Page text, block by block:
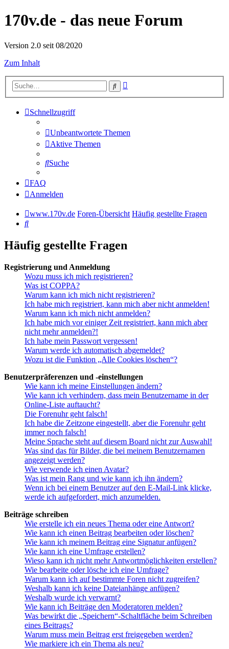
170v.de - das neue Forum
Version 2.0 seit 08/2020
Zum Inhalt
Suche
Schnellzugriff
Unbeantwortete Themen
Aktive Themen
Suche
FAQ
Anmelden
www.170v.de Foren-Übersicht Häufig gestellte Fragen
Suche
Häufig gestellte Fragen
Registrierung und Anmeldung
Wozu muss ich mich registrieren?
Was ist COPPA?
Warum kann ich mich nicht registrieren?
Ich habe mich registriert, kann mich aber nicht anmelden!
Warum kann ich mich nicht anmelden?
Ich habe mich vor einiger Zeit registriert, kann mich aber
nicht mehr anmelden?!
Ich habe mein Passwort vergessen!
Warum werde ich automatisch abgemeldet?
Wozu ist die Funktion „Alle Cookies löschen“?
Benutzerpräferenzen und -einstellungen
Wie kann ich meine Einstellungen ändern?
Wie kann ich verhindern, dass mein Benutzername in der
Online-Liste auftaucht?
Die Forenuhr geht falsch!
Ich habe die Zeitzone eingestellt, aber die Forenuhr geht
immer noch falsch!
Meine Sprache steht auf diesem Board nicht zur Auswahl!
Was sind das für Bilder, die bei meinem Benutzernamen
angezeigt werden?
Wie verwende ich einen Avatar?
Was ist mein Rang und wie kann ich ihn ändern?
Wenn ich bei einem Benutzer auf den E-Mail-Link klicke,
werde ich aufgefordert, mich anzumelden.
Beiträge schreiben
Wie erstelle ich ein neues Thema oder eine Antwort?
Wie kann ich einen Beitrag bearbeiten oder löschen?
Wie kann ich meinem Beitrag eine Signatur anfügen?
Wie kann ich eine Umfrage erstellen?
Wieso kann ich nicht mehr Antwortmöglichkeiten erstellen?
Wie bearbeite oder lösche ich eine Umfrage?
Warum kann ich auf bestimmte Foren nicht zugreifen?
Weshalb kann ich keine Dateianhänge anfügen?
Weshalb wurde ich verwarnt?
Wie kann ich Beiträge den Moderatoren melden?
Was bewirkt die „Speichern“-Schaltfläche beim Schreiben
eines Beitrags?
Warum muss mein Beitrag erst freigegeben werden?
Wie markiere ich ein Thema als neu?